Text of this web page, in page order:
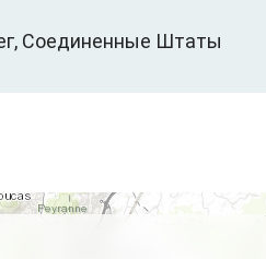
Соединенные Штаты